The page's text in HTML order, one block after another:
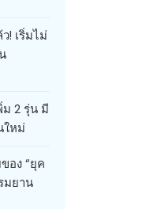
! เริ่มไม่
ม 2 รุ่น มี
ใหม่
อง “ยุค
มยาน